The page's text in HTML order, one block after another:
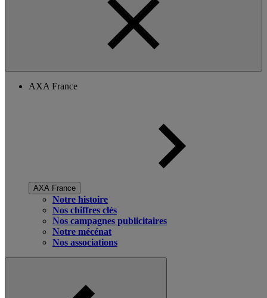
AXA France
AXA France
Notre histoire
Nos chiffres clés
Nos campagnes publicitaires
Notre mécénat
Nos associations